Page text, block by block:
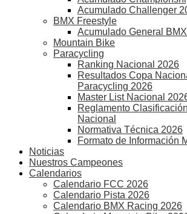
Acumulado Challenger
BMX Freestyle
Acumulado General
Mountain Bike
Paracycling
Ranking Nacional 2026
Resultados Copa
Paracycling 2026
Master List Nacional
Reglamento
Nacional
Normativa Técnica 2026
Formato de Información
Noticias
Nuestros Campeones
Calendarios
Calendario FCC 2026
Calendario Pista 2026
Calendario BMX Racing 2026